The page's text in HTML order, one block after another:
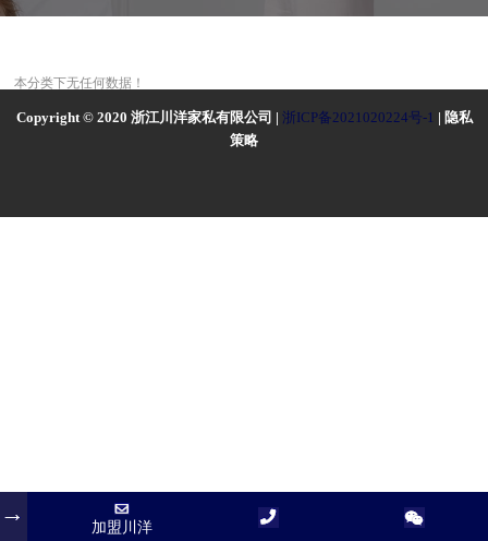
本分类下无任何数据！
Copyright © 2020 浙江川洋家私有限公司 | 浙ICP备2021020224号-1 | 隐私
策略
加盟川洋
加盟川洋